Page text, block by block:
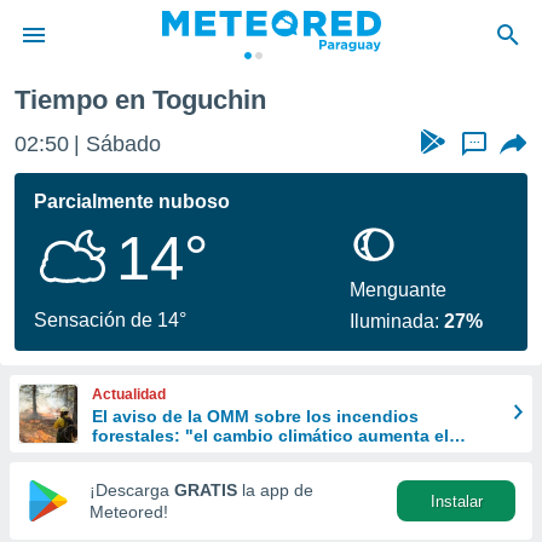
de
ha
que se
calidad.
a este
las
y
forma
digital
basada
Tiempo en Toguchin
02:50 Sábado ...
Parcialmente nuboso
14°
Sensación de 14°
Menguante
Iluminada:27%
Actualidad
El aviso de la OMM sobre los incendios
forestales: "el cambio climático aumenta el
¡Descarga GRATIS la app de
Meteored!
Instalar